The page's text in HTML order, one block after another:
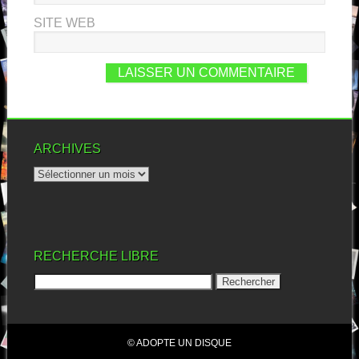
SITE WEB
ARCHIVES
RECHERCHE LIBRE
© ADOPTE UN DISQUE